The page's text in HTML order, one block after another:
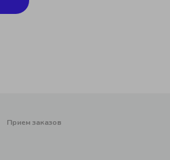
Прием заказов